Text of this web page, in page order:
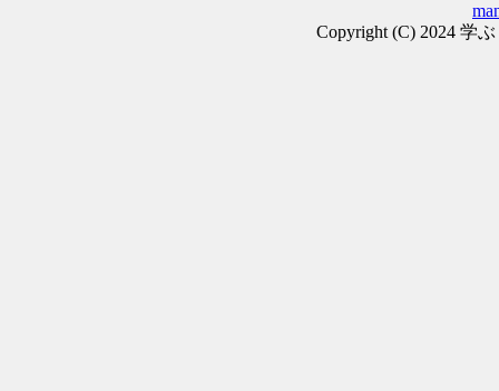
Copyright (C) 2024 学